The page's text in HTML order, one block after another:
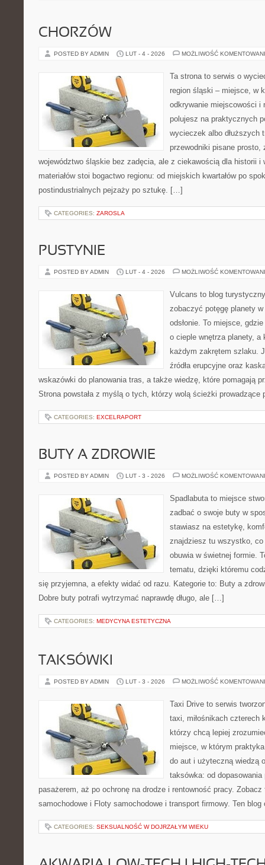
CHORZÓW
POSTED BY ADMIN LUT - 4 - 2026 MOŻLIWOŚĆ
Ta strona to serwis o
region śląski – miejsce, w
odkrywanie miejscowości i
polujesz na praktycznych
wycieczek albo dłuższych
przewodniki pisane prosto,
województwo śląskie bez zadęcia, ale z ciekawością dla historii i
materiałów stoi bogactwo regionu: od miejskich kwartałów po
postindustrialnych pejzaży po sztukę. […]
CATEGORIES: ZAROSLA
PUSTYNIE
POSTED BY ADMIN LUT - 4 - 2026 MOŻLIWOŚĆ
Vulcans to blog
zobaczyć potęgę planety
odsłonie. To miejsce,
o cieple wnętrza planety, a
każdym zakrętem szlaku.
źródła erupcyjne oraz
wskazówki do planowania tras, a także wiedzę, które pomagają
Strona powstała z myślą o tych, którzy wolą ścieżki
CATEGORIES: EXCELRAPORT
BUTY A ZDROWIE
POSTED BY ADMIN LUT - 3 - 2026 MOŻLIWOŚĆ
Spadlabuta to miejsce
zadbać o swoje buty w
stawiasz na estetykę,
znajdziesz tu wszystko,
obuwia w świetnej formie.
tematu, dzięki któremu
się przyjemna, a efekty widać od razu. Kategorie to: Buty a
Dobre buty potrafi wytrzymać naprawdę długo, ale […]
CATEGORIES: MEDYCYNA ESTETYCZNA
TAKSÓWKI
POSTED BY ADMIN LUT - 3 - 2026 MOŻLIWOŚĆ
Taxi Drive to serwis
taxi, miłośnikach czterech
którzy chcą lepiej
miejsce, w którym
do aut i użyteczną wiedzą
taksówka: od
pasażerem, aż po ochronę na drodze i rentowność pracy.
samochodowe i Floty samochodowe i transport firmowy. Ten
CATEGORIES: SEKSUALNOŚĆ W DOJRZAŁYM WIEKU